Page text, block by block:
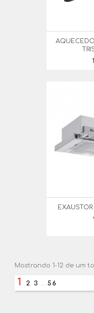
Mostrando 1-12 de um
1 2 3 … 56